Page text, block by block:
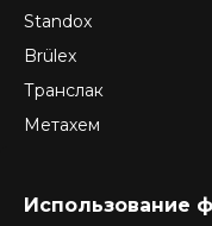
Standox
Brülex
Транслак
Метахем
Normex
Использование